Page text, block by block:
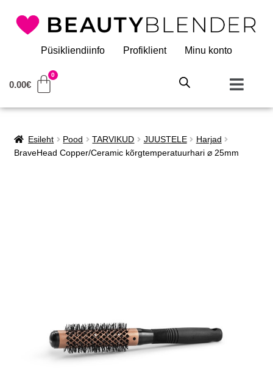
Püsikliendiinfo Profiklient Minu konto
0.00€
Esileht Pood TARVIKUD JUUSTELE
Harjad
BraveHead Copper/Ceramic kõrgtemperatuurhari ⌀ 25mm